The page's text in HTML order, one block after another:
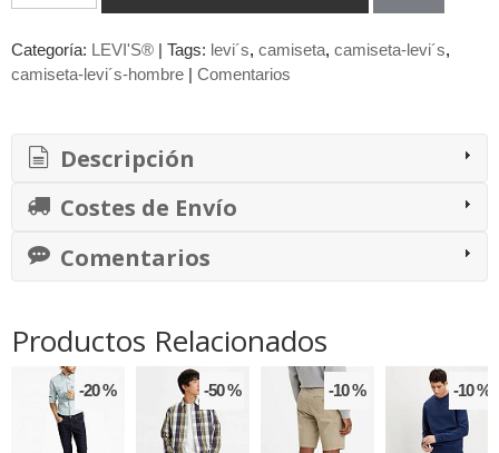
Categoría: LEVI'S® | Tags: levi´s camiseta camiseta-levi´s
camiseta-levi´s-hombre | Comentarios
Descripción
Costes de Envío
Comentarios
Productos Relacionados
-20 % -50 % -10 % -10 %